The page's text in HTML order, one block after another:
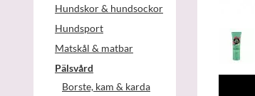
Hundskor & hundsockor
Hundsport
Matskål & matbar
Pälsvård
Borste, kam & karda